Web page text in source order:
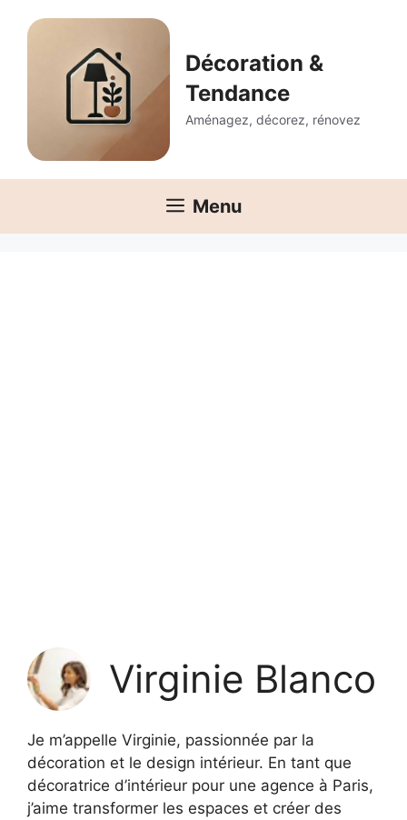
Décoration &
Tendance
Aménagez, décorez, rénovez
Menu
Virginie Blanco
Je m’appelle Virginie, passionnée par la
décoration et le design intérieur. En tant que
décoratrice d’intérieur pour une agence à Paris,
j’aime transformer les espaces et créer des